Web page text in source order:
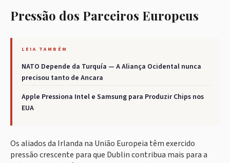
Pressão dos Parceiros Europeus
LEIA TAMBÉM
NATO Depende da Turquía — A Aliança Ocidental nunca
precisou tanto de Ancara
Apple Pressiona Intel e Samsung para Produzir Chips nos
EUA
Os aliados da Irlanda na União Europeia têm exercido
pressão crescente para que Dublin contribua mais para a